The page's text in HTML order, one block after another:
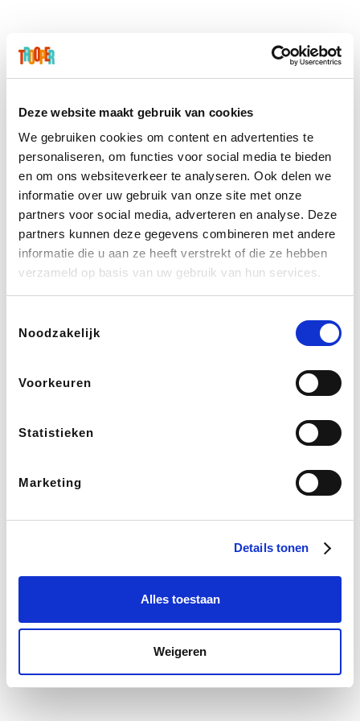
Deze website maakt gebruik van cookies
We gebruiken cookies om content en advertenties te
personaliseren, om functies voor social media te bieden
en om ons websiteverkeer te analyseren. Ook delen we
informatie over uw gebruik van onze site met onze
partners voor social media, adverteren en analyse. Deze
partners kunnen deze gegevens combineren met andere
informatie die u aan ze heeft verstrekt of die ze hebben
verzameld op basis van uw gebruik van hun services.
Noodzakelijk
Voorkeuren
Statistieken
Marketing
Details tonen
Alles toestaan
Weigeren